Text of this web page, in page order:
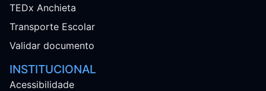
TEDx Anchieta
Transporte Escolar
Validar documento
INSTITUCIONAL
Acessibilidade